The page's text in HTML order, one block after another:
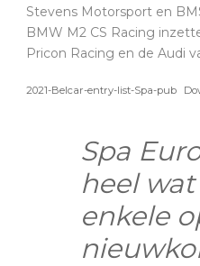
Stevens Motorsport en
BMW M2 CS Racing
Pricon Racing en de Audi
2021-Belcar-entry-list-Spa-pub
Spa
heel
enkele